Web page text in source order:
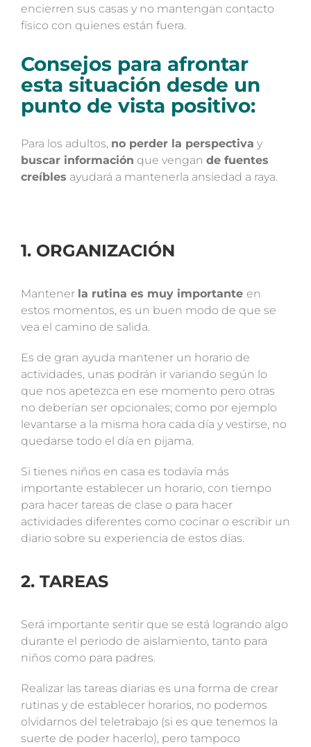
encierren sus casas y no mantengan contacto
físico con quienes están fuera.
Consejos para afrontar
esta situación desde un
punto de vista positivo:
Para los adultos, no perder la perspectiva y
buscar información que vengan de fuentes
creíbles ayudará a mantenerla ansiedad a raya.
1. ORGANIZACIÓN
Mantener la rutina es muy importante en
estos momentos, es un buen modo de que se
vea el camino de salida.
Es de gran ayuda mantener un horario de
actividades, unas podrán ir variando según lo
que nos apetezca en ese momento pero otras
no deberían ser opcionales; como por ejemplo
levantarse a la misma hora cada día y vestirse, no
quedarse todo el día en pijama.
Si tienes niños en casa es todavía más
importante establecer un horario, con tiempo
para hacer tareas de clase o para hacer
actividades diferentes como cocinar o escribir un
diario sobre su experiencia de estos días.
2. TAREAS
Será importante sentir que se está logrando algo
durante el periodo de aislamiento, tanto para
niños como para padres.
Realizar las tareas diarias es una forma de crear
rutinas y de establecer horarios, no podemos
olvidarnos del teletrabajo (si es que tenemos la
suerte de poder hacerlo), pero tampoco